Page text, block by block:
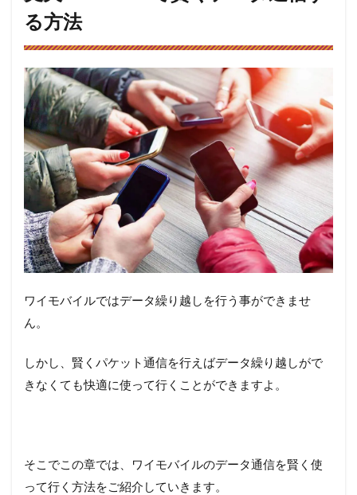
る方法
ワイモバイルではデータ繰り越しを行う事ができませ
ん。
しかし、賢くパケット通信を行えばデータ繰り越しがで
きなくても快適に使って行くことができますよ。
そこでこの章では、ワイモバイルのデータ通信を賢く使
って行く方法をご紹介していきます。